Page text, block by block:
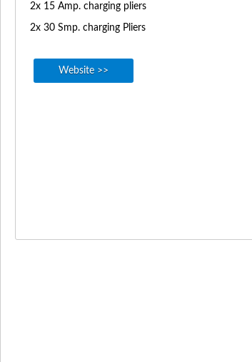
2x 15 Amp. charging pliers
2x 30 Smp. charging Pliers
Website >>